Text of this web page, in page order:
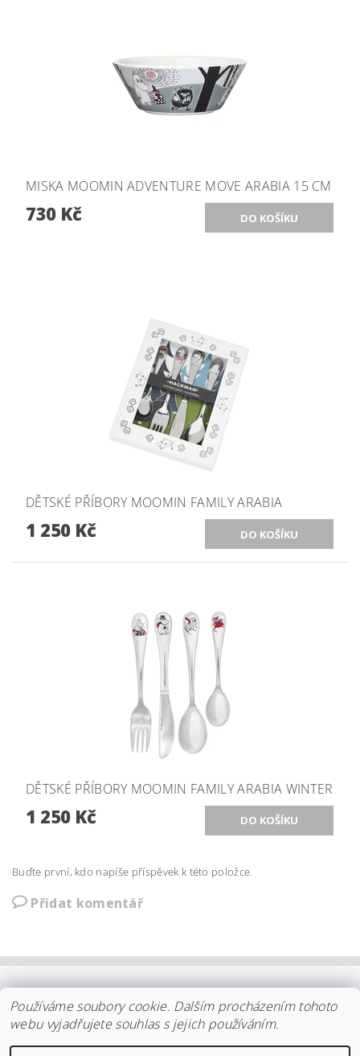
MISKA MOOMIN ADVENTURE MOVE ARABIA 15 CM
730 Kč
DĚTSKÉ PŘÍBORY MOOMIN FAMILY ARABIA
1 250 Kč
DĚTSKÉ PŘÍBORY MOOMIN FAMILY ARABIA WINTER
1 250 Kč
Buďte první, kdo napíše příspěvek k této položce.
Přidat komentář
| KOLEKCE STELTON | DISTRIBUCE IITTALA |
REKLAMACE/ODSTOUPENÍ | VŠE O NÁKUPU | KDO JSME
KONTAKT
Používáme soubory cookie. Dalším procházením tohoto
webu vyjadřujete souhlas s jejich používáním.